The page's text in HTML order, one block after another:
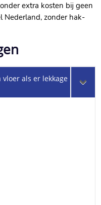
extra kosten bij geen
Nederland, zonder hak-
als er lekkage